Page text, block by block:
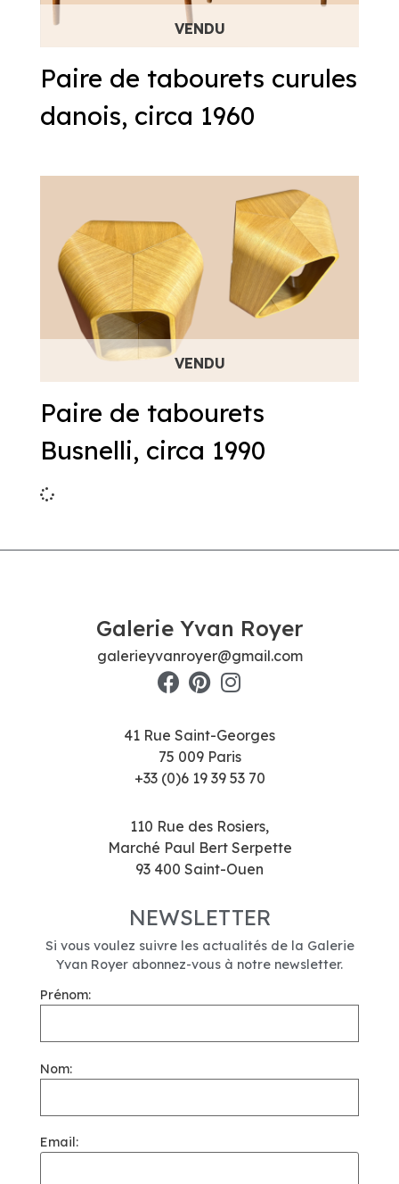
Paire de tabourets curules
danois, circa 1960
Paire de tabourets
Busnelli, circa 1990
Galerie Yvan Royer
galerieyvanroyer@gmail.com
41 Rue Saint-Georges
75 009 Paris
+33 (0)6 19 39 53 70
110 Rue des Rosiers,
Marché Paul Bert Serpette
93 400 Saint-Ouen
NEWSLETTER
Si vous voulez suivre les actualités de la Galerie
Yvan Royer abonnez-vous à notre newsletter.
Prénom:
Nom:
Email: